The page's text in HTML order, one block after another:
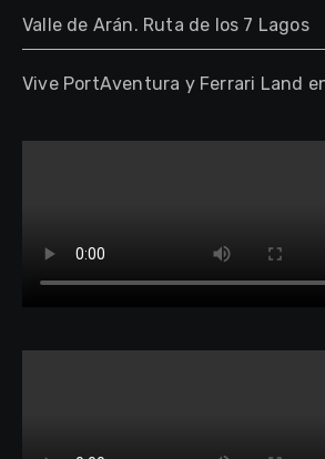
Valle de Arán. Ruta de los 7 Lagos
Vive PortAventura y Ferrari Land